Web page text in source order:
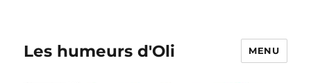
Les humeurs d'Oli MENU